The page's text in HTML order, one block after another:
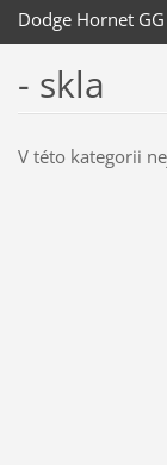
Dodge Hornet GG
- skla
V této kategorii